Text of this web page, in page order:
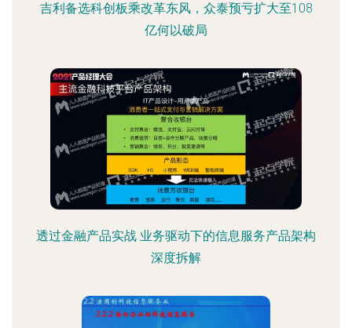
吉利备选科创板乘改革东风，众泰预亏扩大至108
亿何以破局
透过金融产品实战 业务驱动下的信息服务产品架构
深度拆解